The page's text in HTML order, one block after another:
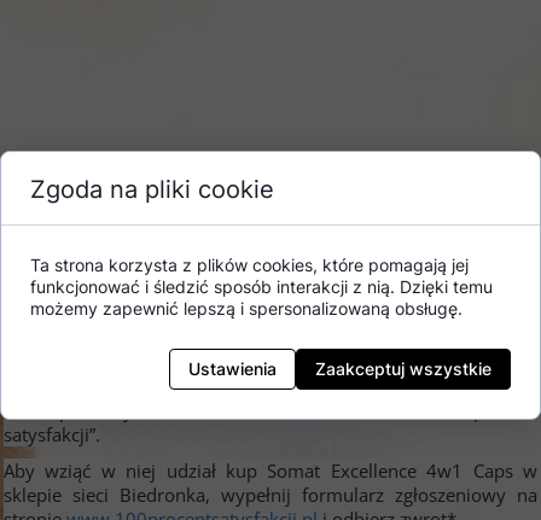
W okresie 19-25.08.2021r. (bądź do wyczerpania puli zwrotów)
trwa promocja „Somat Excellence 4w1 – 100 procent
satysfakcji”.
Aby wziąć w niej udział kup Somat Excellence 4w1 Caps w
sklepie sieci Biedronka, wypełnij formularz zgłoszeniowy na
Zgoda na pliki cookie
Ta strona korzysta z plików cookies, które pomagają jej
funkcjonować i śledzić sposób interakcji z nią. Dzięki temu
możemy zapewnić lepszą i spersonalizowaną obsługę.
Ustawienia Zaakceptuj wszystkie